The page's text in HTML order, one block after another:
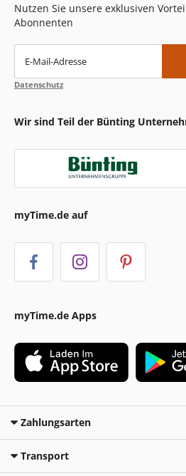
Nutzen Sie unsere exklusiven
Abonnenten
E-Mail-Adresse
Datenschutz
Wir sind Teil der Bünting
myTime.de auf
myTime.de Apps
Zahlungsarten
Transport